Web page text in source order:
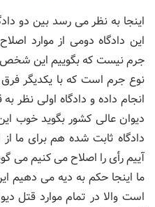
اینجا به نظر می رسد بین دو
این دادگاه دومی از موارد
جرم نیست كه بگوییم این
نوع جرم است كه با یكدیگر
انجام داده و دادگاه اولی
دیوان عالی كشور بگوید خوب
دادگاه ثابت شده هم برای ما
آییم رأی را اصلاح می كنیم
ما اینجا حكم به دیه می دهیم
است والا در تمام موارد قتل